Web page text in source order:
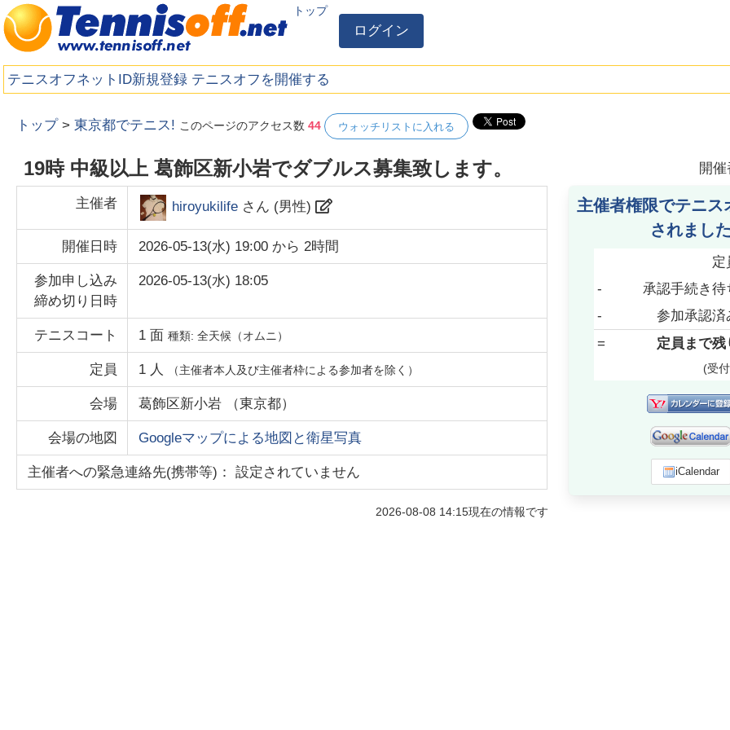
トップ
ログイン
テニスオフネットID新規登録 テニスオフを開催する
トップ >東京都でテニス! このページのアクセス数44 ウォッチリストに入れる
19時 中級以上 葛飾区新小岩でダブルス募集致します。 開
主催者 hiroyukilife さん (男性)
開催日時 2026-05-13(水) 19:00 から2時間
参加申し込み
締め切り日時
2026-05-13(水) 18:05
テニスコート 1 面種類:全天候（オムニ）
定員 1 人 （主催者本人及び主催者枠による参加者を除く）
会場 葛飾区新小岩 （東京都）
会場の地図 Googleマップによる地図と衛星写真
主催者への緊急連絡先(携帯等)： 設定されていません
2026-08-08 14:15現在の情報です
主催者権限でテニス
されました
定
-
承認手続き待
-
参加承認済
=
定員まで残
(受
iCalendar